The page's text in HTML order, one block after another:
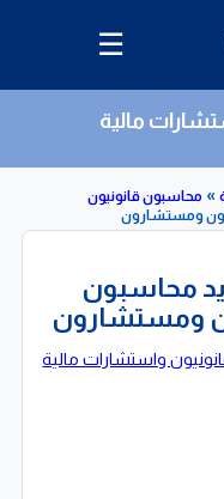
☰
مالية
»
قانونيون
محاسبون
ومستشارون